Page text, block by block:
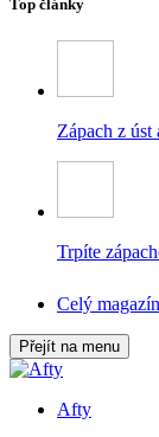
Top články
Zápach z úst
Trpíte
Celý magazín
Přejít na menu
Afty